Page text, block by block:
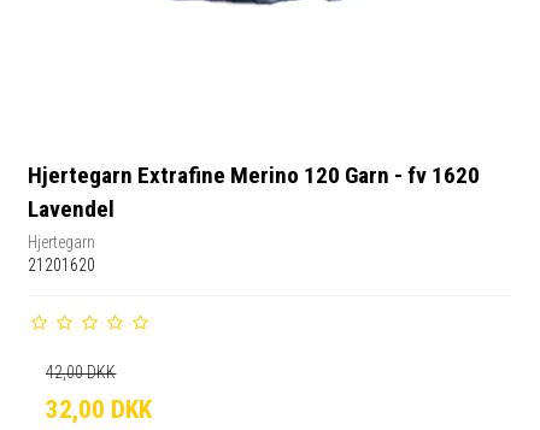
Hjertegarn Extrafine Merino 120 Garn - fv 1620
Lavendel
Hjertegarn
21201620
42,00 DKK
32,00 DKK